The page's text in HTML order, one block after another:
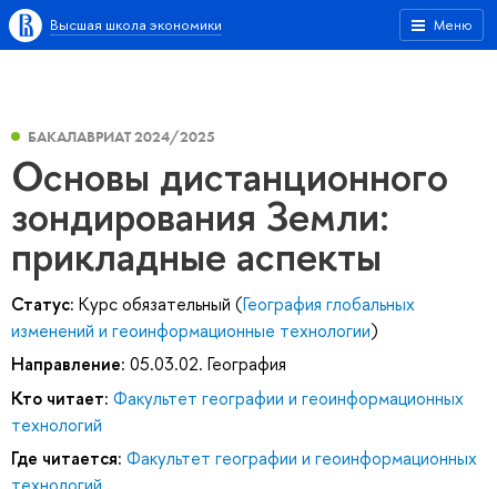
Меню
Высшая школа экономики
БАКАЛАВРИАТ 2024/2025
Основы дистанционного
зондирования Земли:
прикладные аспекты
Статус: Курс обязательный (География глобальных
изменений и геоинформационные технологии)
Направление: 05.03.02. География
Кто читает: Факультет географии и геоинформационных
технологий
Где читается: Факультет географии и геоинформационных